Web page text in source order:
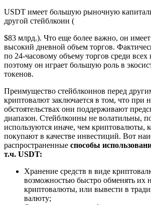
USDT имеет большую рыночную
другой стейблкоин (
$83 млрд.). Что еще более важно, он имеет
высокий дневной объем торгов.
по 24-часовому объему торгов среди всех
поэтому он играет большую роль в
токенов.
Преимущество стейблкоинов перед
криптовалют заключается в том, что при
обстоятельствах они поддерживают
диапазон. Стейблкоины не волатильны,
используются иначе, чем криптовалюты,
покупают в качестве инвестиций. Вот
распространенные способы
т.ч. USDT:
Хранение средств в виде
возможностью быстро обменять их
криптовалюты, или вывести в
валюту;